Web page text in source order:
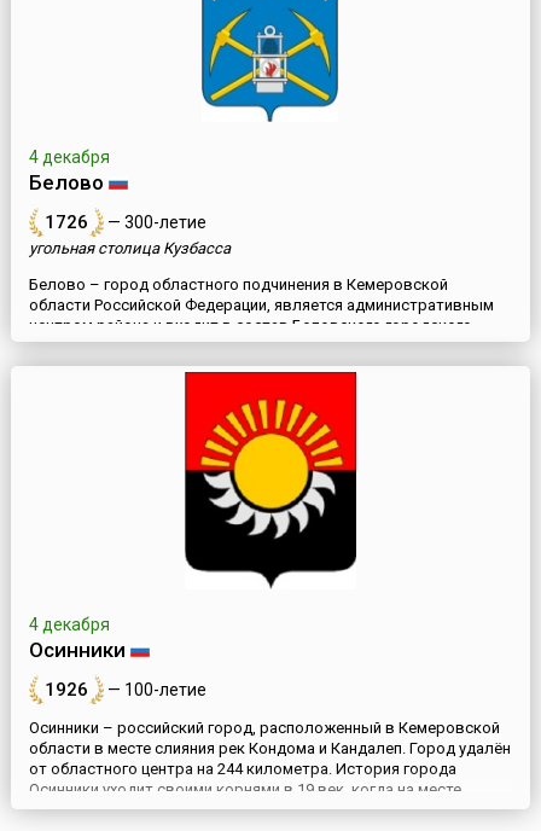
4 декабря
Белово
1726 — 300-летие
угольная столица Кузбасса
Белово – город областного подчинения в Кемеровской
области Российской Федерации, является административным
центром района и входит в состав Беловского городского
округа. Он расположен на юге Западной Сибири, в центральной
части Кузбасса, находится примерно посередине между
соответственно) и связан с ними железной и автомобильной
4 декабря
Осинники
1926 — 100-летие
Осинники – российский город, расположенный в Кемеровской
области в месте слияния рек Кондома и Кандалеп. Город удалён
от областного центра на 244 километра. История города
Осинники уходит своими корнями в 19 век, когда на месте
современного города были заложены первые угольные